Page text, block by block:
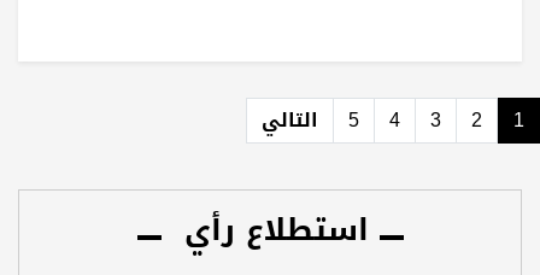
1
2
3
4
5 التالي
استطلاع رأي